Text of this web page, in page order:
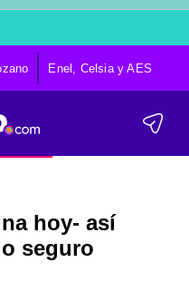
Enel, Celsia y AES
hoy- así
seguro